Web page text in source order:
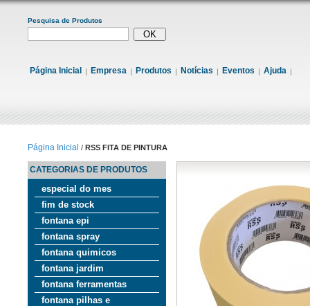
Pesquisa de Produtos
Página Inicial Empresa Produtos Notícias Eventos Ajuda
Página Inicial / RSS FITA DE PINTURA
CATEGORIAS DE PRODUTOS
especial do mes
fim de stock
fontana epi
fontana spray
fontana quimicos
fontana jardim
fontana ferramentas
fontana pilhas e